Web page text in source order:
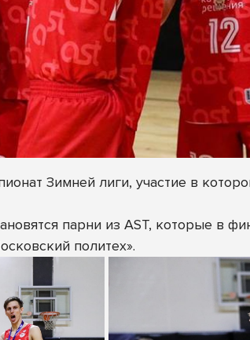
Зимней лиги, участие в
парни из AST, которые в
политех».